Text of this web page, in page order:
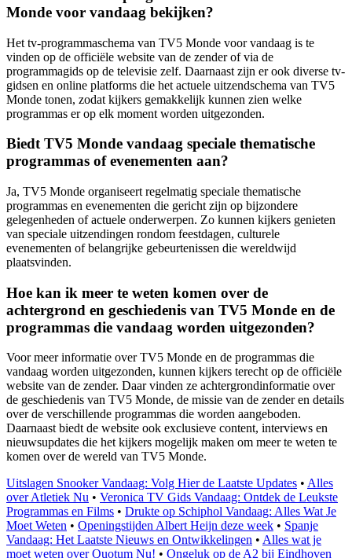
Monde voor vandaag bekijken?
Het tv-programmaschema van TV5 Monde voor vandaag is te
vinden op de officiële website van de zender of via de
programmagids op de televisie zelf. Daarnaast zijn er ook diverse tv-
gidsen en online platforms die het actuele uitzendschema van TV5
Monde tonen, zodat kijkers gemakkelijk kunnen zien welke
programmas er op elk moment worden uitgezonden.
Biedt TV5 Monde vandaag speciale thematische
programmas of evenementen aan?
Ja, TV5 Monde organiseert regelmatig speciale thematische
programmas en evenementen die gericht zijn op bijzondere
gelegenheden of actuele onderwerpen. Zo kunnen kijkers genieten
van speciale uitzendingen rondom feestdagen, culturele
evenementen of belangrijke gebeurtenissen die wereldwijd
plaatsvinden.
Hoe kan ik meer te weten komen over de
achtergrond en geschiedenis van TV5 Monde en de
programmas die vandaag worden uitgezonden?
Voor meer informatie over TV5 Monde en de programmas die
vandaag worden uitgezonden, kunnen kijkers terecht op de officiële
website van de zender. Daar vinden ze achtergrondinformatie over
de geschiedenis van TV5 Monde, de missie van de zender en details
over de verschillende programmas die worden aangeboden.
Daarnaast biedt de website ook exclusieve content, interviews en
nieuwsupdates die het kijkers mogelijk maken om meer te weten te
komen over de wereld van TV5 Monde.
Uitslagen Snooker Vandaag: Volg Hier de Laatste Updates • Alles
over Atletiek Nu • Veronica TV Gids Vandaag: Ontdek de Leukste
Programmas en Films • Drukte op Schiphol Vandaag: Alles Wat Je
Moet Weten • Openingstijden Albert Heijn deze week • Spanje
Vandaag: Het Laatste Nieuws en Ontwikkelingen • Alles wat je
moet weten over Quotum Nu! • Ongeluk op de A2 bij Eindhoven